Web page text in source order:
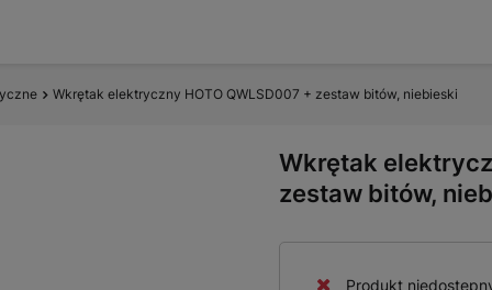
Wkrętak elektryczny HOTO QWLSD007 + zestaw bitów, niebieski
Wkrętak
zestaw bitów,
Produkt